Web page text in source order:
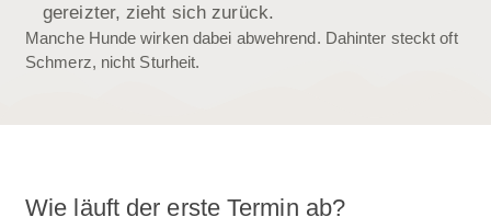
gereizter, zieht sich zurück.
Manche Hunde wirken dabei abwehrend. Dahinter steckt oft
Schmerz, nicht Sturheit.
Wie läuft der erste Termin ab?